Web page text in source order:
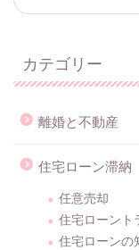
カテゴリー
離婚と不動産
住宅ローン滞納
任意売却
住宅ローント
住宅ローンの